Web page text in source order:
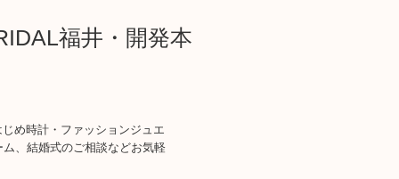
福井・開発本
め時計・ファッションジュエ
、結婚式のご相談などお気軽